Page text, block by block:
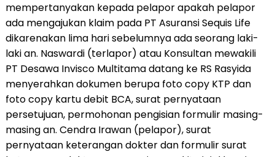
mempertanyakan kepada pelapor apakah pelapor
ada mengajukan klaim pada PT Asuransi Sequis Life
dikarenakan lima hari sebelumnya ada seorang laki-
laki an. Naswardi (terlapor) atau Konsultan mewakili
PT Desawa Invisco Multitama datang ke RS Rasyida
menyerahkan dokumen berupa foto copy KTP dan
foto copy kartu debit BCA, surat pernyataan
persetujuan, permohonan pengisian formulir masing-
masing an. Cendra Irawan (pelapor), surat
pernyataan keterangan dokter dan formulir surat